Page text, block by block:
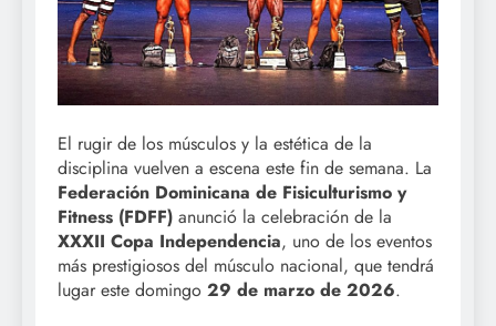
El rugir de los músculos y la estética de la
disciplina vuelven a escena este fin de semana. La
Federación Dominicana de Fisiculturismo y
Fitness (FDFF) anunció la celebración de la
XXXII Copa Independencia, uno de los eventos
más prestigiosos del músculo nacional, que tendrá
lugar este domingo 29 de marzo de 2026.